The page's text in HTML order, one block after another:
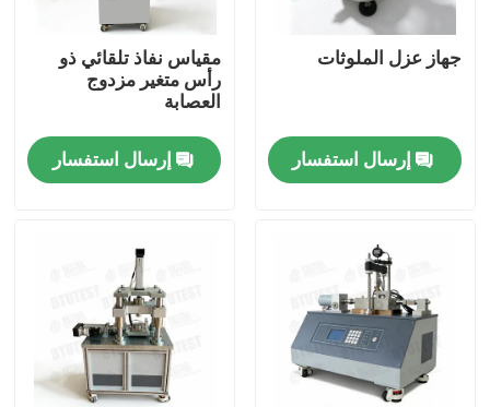
ضبط الجودة
طلب اقتباس
آلة اختبار عالمية
آلة اختبار التربة
آلة اختبار الخرسانة
جهاز عزل الملوثات
إرسال استفسار
مقياس نفاذ تلقائي ذو
رأس متغير مزدوج
العصابة
إرسال استفسار